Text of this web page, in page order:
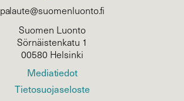
palaute@suomenluonto.fi
Suomen Luonto
Sörnäistenkatu 1
00580 Helsinki
Mediatiedot
Tietosuojaseloste